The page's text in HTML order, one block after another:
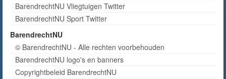
BarendrechtNU Vliegtuigen Twitter
BarendrechtNU Sport Twitter
BarendrechtNU
© BarendrechtNU - Alle rechten voorbehouden
BarendrechtNU logo's en banners
Copyrightbeleid BarendrechtNU